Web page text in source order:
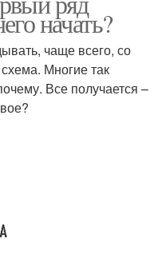
начать?
чаще всего, со
Многие так
Все получается –